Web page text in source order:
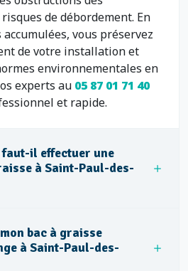
de débordement. En
vous préservez
de votre installation et
environnementales en
experts au 05 87 01 71 40
et rapide.
il effectuer une
à Saint-Paul-des-
bac à graisse
à Saint-Paul-des-